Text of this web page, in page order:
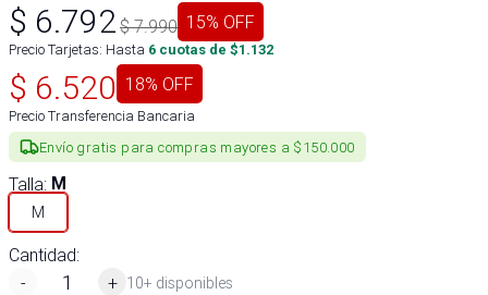
$ 6.792 $7.990 15% OFF
Precio Tarjetas: Hasta 6 cuotas de $1.132
$ 6.520 18% OFF
Precio Transferencia Bancaria
Envío gratis para compras mayores a $150.000
Talla: M
M
Cantidad:
-
+ 10+ disponibles